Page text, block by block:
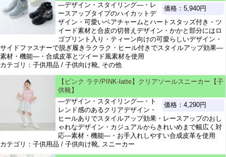
価格：5,940円
―デザイン・スタイリング―・レ
ースアップタイプのハイカットデ
ザイン・可愛いベアチャームとハートスタッズ付き・ツ
イード素材と合皮の切替えデザイン・かかと部分にはロ
ゴプリント入り・ティーン向けの可愛らしいデザイン・
サイドファスナーで脱ぎ履きラクラク・ヒール付きでスタイルアップ効果―
素材・機能―・合成皮革とツイード風素材を使用
カテゴリ：子供用品 / 子供向け靴, その他
【ピンク ラテ/PINK-latte】クリアソールスニーカー【子
供靴】
価格：4,290円
―デザイン・スタイリング―・ト
レンド感のあるクリアデザイン・
ヒールありでスタイルアップ効果・レースアップのおし
ゃれなデザイン・カジュアルからきれいめまで幅広く対
応―素材・機能―・お手入れしやすい合成皮革を使用
カテゴリ：子供用品 / 子供向け靴, スニーカー